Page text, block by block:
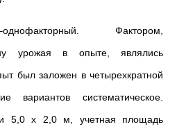
Фактором,
урожая в опыте, являлись
был заложен в четырехкратной
вариантов систематическое.
5,0 х 2,0 м, учетная площадь